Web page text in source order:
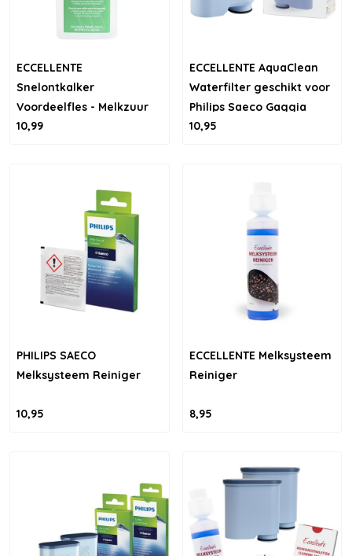
ECCELLENTE
Snelontkalker
Voordeelfles - Melkzuur
10,99
ECCELLENTE AquaClean
Waterfilter geschikt voor
Philips Saeco Gaggia
10,95
PHILIPS SAECO
Melksysteem Reiniger
10,95
ECCELLENTE Melksysteem
Reiniger
8,95